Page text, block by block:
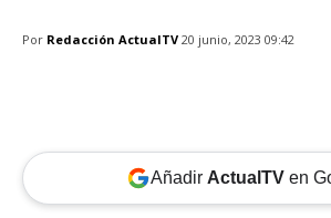
Por Redacción ActualTV 20 junio, 2023 09:42
Añadir ActualTVen